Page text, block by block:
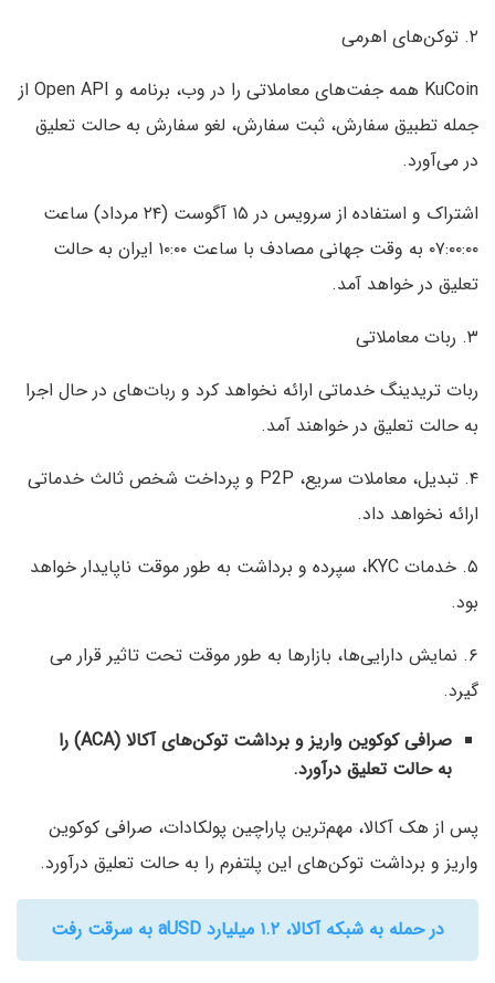
۲. توکن‌های اهرمی
KuCoin همه جفت‌های معاملاتی را در وب، برنامه و Open API از
جمله تطبیق سفارش، ثبت سفارش، لغو سفارش به حالت تعلیق
در می‌آورد.
اشتراک و استفاده از سرویس در ۱۵ آگوست (۲۴ مرداد) ساعت
۰۷:۰۰:۰۰ به وقت جهانی مصادف با ساعت ۱۰:۰۰ ایران به حالت
تعلیق در خواهد آمد.
۳. ربات معاملاتی
ربات تریدینگ خدماتی ارائه نخواهد کرد و ربات‌های در حال اجرا
به حالت تعلیق در خواهند آمد.
۴. تبدیل، معاملات سریع، P2P و پرداخت شخص ثالث خدماتی
ارائه نخواهد داد.
۵. خدمات KYC، سپرده و برداشت به طور موقت ناپایدار خواهد
بود.
۶. نمایش دارایی‌ها، بازارها به طور موقت تحت تاثیر قرار می
گیرد.
صرافی کوکوین
واریز و برداشت توکن‌های آکالا (ACA) را
به حالت تعلیق درآورد.
پس از هک آکالا، مهم‌ترین پاراچین پولکادات، صرافی کوکوین
واریز و برداشت توکن‌های این پلتفرم را به حالت تعلیق درآورد.
در حمله به شبکه آکالا، ۱.۲ میلیارد aUSD به سرقت رفت